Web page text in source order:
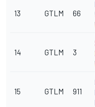
13 GTLM 66
14 GTLM 3
15 GTLM 911